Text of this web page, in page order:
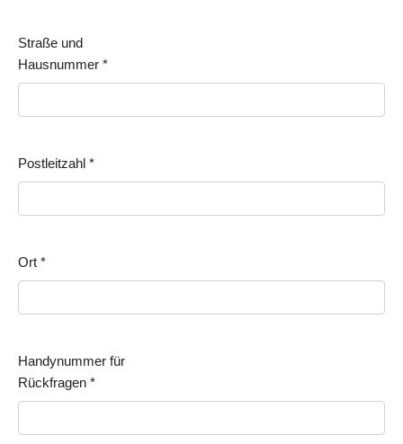
Straße und
Hausnummer *
Postleitzahl *
Ort *
Handynummer für
Rückfragen *